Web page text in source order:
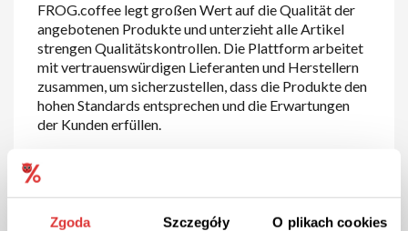
Zgoda Szczegóły O plikach cookies
FROG.coffee legt großen Wert auf die Qualität der
angebotenen Produkte und unterzieht alle Artikel
strengen Qualitätskontrollen. Die Plattform arbeitet
mit vertrauenswürdigen Lieferanten und Herstellern
zusammen, um sicherzustellen, dass die Produkte den
hohen Standards entsprechen und die Erwartungen
der Kunden erfüllen.
Benutzerfreundliche Website
und exzellenter Kundenservice